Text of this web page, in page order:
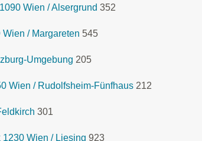
Wien / Alsergrund 352
/ Margareten 545
Umgebung 205
Wien / Rudolfsheim-Fünfhaus 212
301
1230 Wien / Liesing 923